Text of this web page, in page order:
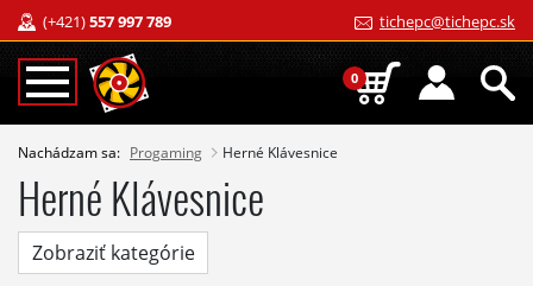
(+421)557 997 789 tichepc@tichepc.sk
0
Nachádzam sa: Progaming Herné Klávesnice
Herné Klávesnice
Zobraziť kategórie